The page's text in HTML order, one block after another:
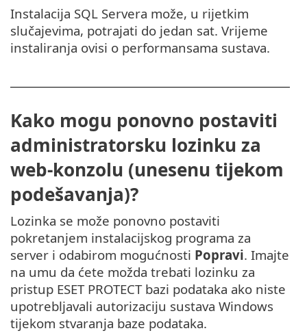
Instalacija SQL Servera može, u rijetkim
slučajevima, potrajati do jedan sat. Vrijeme
instaliranja ovisi o performansama sustava.
Kako mogu ponovno postaviti
administratorsku lozinku za
web-konzolu (unesenu tijekom
podešavanja)?
Lozinka se može ponovno postaviti
pokretanjem instalacijskog programa za
server i odabirom mogućnosti Popravi. Imajte
na umu da ćete možda trebati lozinku za
pristup ESET PROTECT bazi podataka ako niste
upotrebljavali autorizaciju sustava Windows
tijekom stvaranja baze podataka.